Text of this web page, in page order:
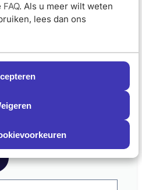
FAQ. Als u meer wilt weten
lees dan ons
nieuwsbrief
18,85 Van 29,95 voor
€29,95€26,95
In winkelmand
26,95
Toleriane Nagellak
Silicium Rouge Parfait
Van 18,95 voor